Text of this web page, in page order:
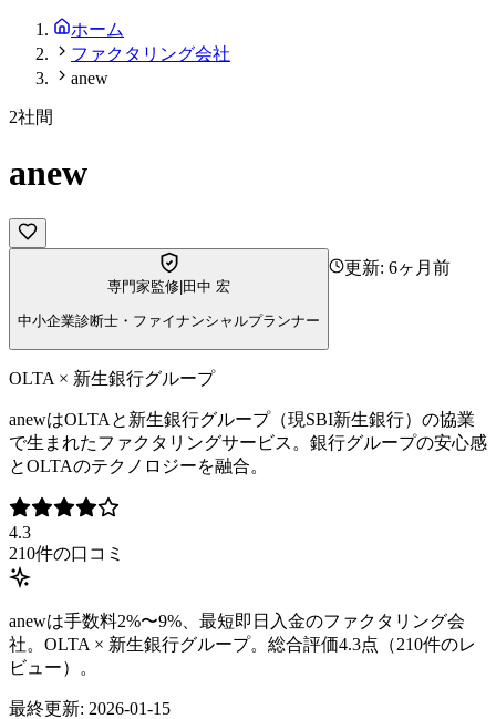
ホーム
ファクタリング会社
anew
2社間
anew
専門家監修 田中 宏
中小企業診断士・ファイナンシャルプランナー
更新: 6ヶ月前
OLTA × 新生銀行グループ
anewはOLTAと新生銀行グループ（現SBI新生銀行）の協業
で生まれたファクタリングサービス。銀行グループの安心感
とOLTAのテクノロジーを融合。
4.3
210件の口コミ
anewは手数料2%〜9%、最短即日入金のファクタリング会
社。OLTA × 新生銀行グループ。総合評価4.3点（210件のレ
ビュー）。
最終更新: 2026-01-15